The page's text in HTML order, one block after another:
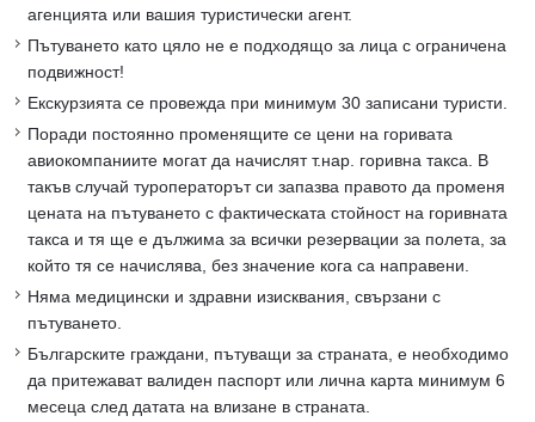
агенцията или вашия туристически агент.
Пътуването като цяло не е подходящо за лица с ограничена
подвижност!
Екскурзията се провежда при минимум 30 записани туристи.
Поради постоянно променящите се цени на горивата
авиокомпаниите могат да начислят т.нар. горивна такса. В
такъв случай туроператорът си запазва правото да променя
цената на пътуването с фактическата стойност на горивната
такса и тя ще е дължима за всички резервации за полета, за
който тя се начислява, без значение кога са направени.
Няма медицински и здравни изисквания, свързани с
пътуването.
Българските граждани, пътуващи за страната, е необходимо
да притежават валиден паспорт или лична карта минимум 6
месеца след датата на влизане в страната.